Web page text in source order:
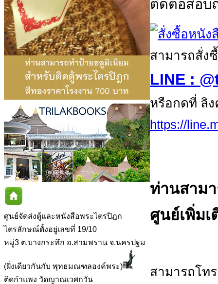
ศูนย์จัดส่งตู้และหนังสือพระไตรปิฎก
ไตรลักษณ์ตั้งอยู่เลขที่ 19/10
หมู่3 ต.บางกระทึก อ.สามพราน จ.นครปฐม
(ฝั่งเดียวกันกับ พุทธมณฑลองค์พระ)
ติดกำแพง วัดญาณเวศกวัน
ติดต่อสอบ
สามารถสั่ง
LINE :
หรือกดที่ ลิง
https://
ท่านสาม
ศูนย์เพิ่มเ
สามารถโท